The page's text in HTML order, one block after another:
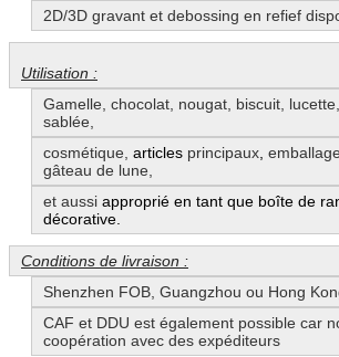
2D/3D gravant et debossing en refief
Utilisation :
Gamelle, chocolat, nougat, biscuit,
sablée,
cosmétique, articles principaux
gâteau de lune,
et aussi approprié en tant que boîte de
décorative.
Conditions de livraison :
Shenzhen FOB, Guangzhou ou Hong
CAF et DDU est également possible car
coopération avec des expéditeurs